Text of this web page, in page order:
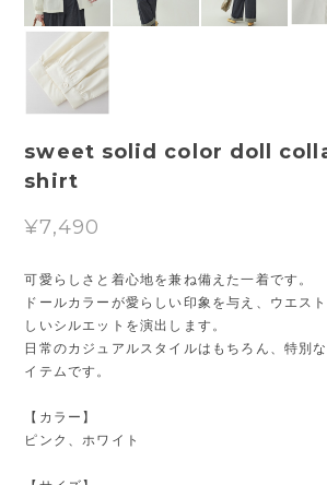
sweet solid color doll
shirt
¥7,490
可愛らしさと着心地を兼ね備えた一着です。
ドールカラーが愛らしい印象を与え、ウエス
しいシルエットを演出します。
日常のカジュアルスタイルはもちろん、特別
イテムです。
【カラー】
ピンク、ホワイト